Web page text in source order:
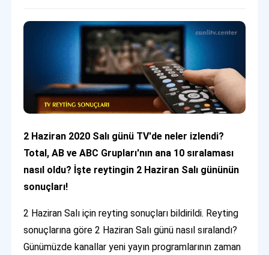
2 Haziran 2020 Salı günü TV'de neler izlendi?
Total, AB ve ABC Grupları'nın ana 10 sıralaması
nasıl oldu? İşte reytingin 2 Haziran Salı gününün
sonuçları!
2 Haziran Salı için reyting sonuçları bildirildi. Reyting
sonuçlarına göre 2 Haziran Salı günü nasıl sıralandı?
Günümüzde kanallar yeni yayın programlarının zaman